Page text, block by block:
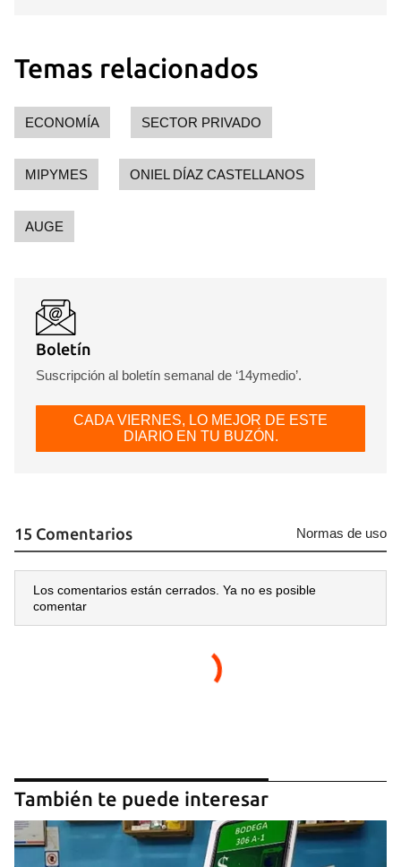
Temas relacionados
ECONOMÍA SECTOR PRIVADO
MIPYMES ONIEL DÍAZ CASTELLANOS
AUGE
Boletín
Suscripción al boletín semanal de ‘14ymedio’.
CADA VIERNES, LO MEJOR DE ESTE
DIARIO EN TU BUZÓN.
15 Comentarios Normas de uso
Los comentarios están cerrados. Ya no es posible
comentar
También te puede interesar